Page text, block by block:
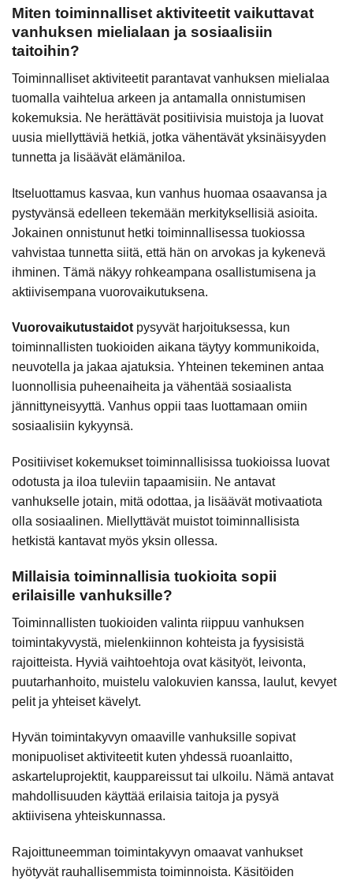
Miten toiminnalliset aktiviteetit vaikuttavat
vanhuksen mielialaan ja sosiaalisiin
taitoihin?
Toiminnalliset aktiviteetit parantavat vanhuksen mielialaa
tuomalla vaihtelua arkeen ja antamalla onnistumisen
kokemuksia. Ne herättävät positiivisia muistoja ja luovat
uusia miellyttäviä hetkiä, jotka vähentävät yksinäisyyden
tunnetta ja lisäävät elämäniloa.
Itseluottamus kasvaa, kun vanhus huomaa osaavansa ja
pystyvänsä edelleen tekemään merkityksellisiä asioita.
Jokainen onnistunut hetki toiminnallisessa tuokiossa
vahvistaa tunnetta siitä, että hän on arvokas ja kykenevä
ihminen. Tämä näkyy rohkeampana osallistumisena ja
aktiivisempana vuorovaikutuksena.
Vuorovaikutustaidotpysyvät harjoituksessa, kun
toiminnallisten tuokioiden aikana täytyy kommunikoida,
neuvotella ja jakaa ajatuksia. Yhteinen tekeminen antaa
luonnollisia puheenaiheita ja vähentää sosiaalista
jännittyneisyyttä. Vanhus oppii taas luottamaan omiin
sosiaalisiin kykyynsä.
Positiiviset kokemukset toiminnallisissa tuokioissa luovat
odotusta ja iloa tuleviin tapaamisiin. Ne antavat
vanhukselle jotain, mitä odottaa, ja lisäävät motivaatiota
olla sosiaalinen. Miellyttävät muistot toiminnallisista
hetkistä kantavat myös yksin ollessa.
Millaisia toiminnallisia tuokioita sopii
erilaisille vanhuksille?
Toiminnallisten tuokioiden valinta riippuu vanhuksen
toimintakyvystä, mielenkiinnon kohteista ja fyysisistä
rajoitteista. Hyviä vaihtoehtoja ovat käsityöt, leivonta,
puutarhanhoito, muistelu valokuvien kanssa, laulut, kevyet
pelit ja yhteiset kävelyt.
Hyvän toimintakyvyn omaaville vanhuksille sopivat
monipuoliset aktiviteetit kuten yhdessä ruoanlaitto,
askarteluprojektit, kauppareissut tai ulkoilu. Nämä antavat
mahdollisuuden käyttää erilaisia taitoja ja pysyä
aktiivisena yhteiskunnassa.
Rajoittuneemman toimintakyvyn omaavat vanhukset
hyötyvät rauhallisemmista toiminnoista. Käsitöiden